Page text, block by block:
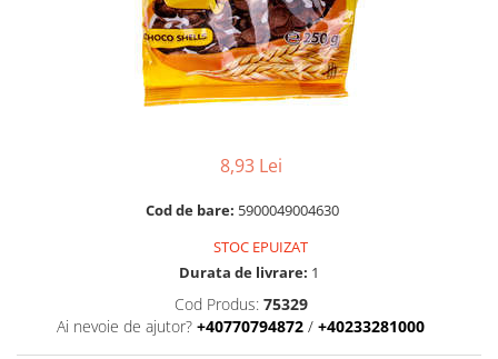
8,93 Lei
Cod de bare: 5900049004630
STOC EPUIZAT
Durata de livrare: 1
Cod Produs: 75329
Ai nevoie de ajutor? +40770794872 / +40233281000